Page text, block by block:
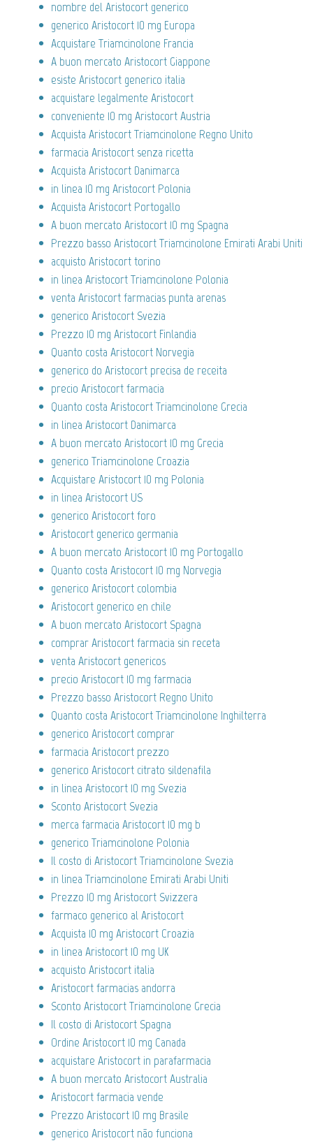
nombre del Aristocort generico
generico Aristocort 10 mg Europa
Acquistare Triamcinolone Francia
A buon mercato Aristocort Giappone
esiste Aristocort generico italia
acquistare legalmente Aristocort
conveniente 10 mg Aristocort Austria
Acquista Aristocort Triamcinolone Regno Unito
farmacia Aristocort senza ricetta
Acquista Aristocort Danimarca
in linea 10 mg Aristocort Polonia
Acquista Aristocort Portogallo
A buon mercato Aristocort 10 mg Spagna
Prezzo basso Aristocort Triamcinolone Emirati Arabi Uniti
acquisto Aristocort torino
in linea Aristocort Triamcinolone Polonia
venta Aristocort farmacias punta arenas
generico Aristocort Svezia
Prezzo 10 mg Aristocort Finlandia
Quanto costa Aristocort Norvegia
generico do Aristocort precisa de receita
precio Aristocort farmacia
Quanto costa Aristocort Triamcinolone Grecia
in linea Aristocort Danimarca
A buon mercato Aristocort 10 mg Grecia
generico Triamcinolone Croazia
Acquistare Aristocort 10 mg Polonia
in linea Aristocort US
generico Aristocort foro
Aristocort generico germania
A buon mercato Aristocort 10 mg Portogallo
Quanto costa Aristocort 10 mg Norvegia
generico Aristocort colombia
Aristocort generico en chile
A buon mercato Aristocort Spagna
comprar Aristocort farmacia sin receta
venta Aristocort genericos
precio Aristocort 10 mg farmacia
Prezzo basso Aristocort Regno Unito
Quanto costa Aristocort Triamcinolone Inghilterra
generico Aristocort comprar
farmacia Aristocort prezzo
generico Aristocort citrato sildenafila
in linea Aristocort 10 mg Svezia
Sconto Aristocort Svezia
merca farmacia Aristocort 10 mg b
generico Triamcinolone Polonia
Il costo di Aristocort Triamcinolone Svezia
in linea Triamcinolone Emirati Arabi Uniti
Prezzo 10 mg Aristocort Svizzera
farmaco generico al Aristocort
Acquista 10 mg Aristocort Croazia
in linea Aristocort 10 mg UK
acquisto Aristocort italia
Aristocort farmacias andorra
Sconto Aristocort Triamcinolone Grecia
Il costo di Aristocort Spagna
Ordine Aristocort 10 mg Canada
acquistare Aristocort in parafarmacia
A buon mercato Aristocort Australia
Aristocort farmacia vende
Prezzo Aristocort 10 mg Brasile
generico Aristocort não funciona